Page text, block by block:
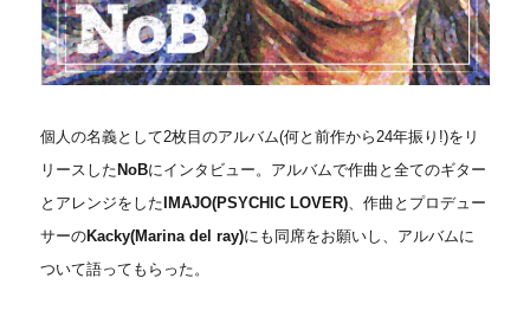
個人の名義として2枚目のアルバム(何と前作から24年振り!)をリ
リースした NoBにインタビュー。アルバムで作曲と全てのギター
とアレンジをした IMAJO(PSYCHIC LOVER) 、作曲とプロデュー
サーのKacky(Marina del ray)にも同席をお願いし、アルバムに
ついて語ってもらった。